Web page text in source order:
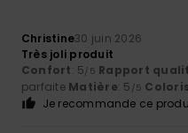
Christine30 juin 2026
Très joli produit
Confort: 5/5 Rapport
parfaite Matière: 5 /5 Coloris
Je recommande ce